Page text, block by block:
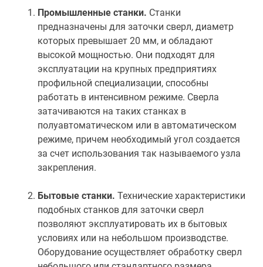
Промышленные станки. Станки
предназначены для заточки сверл, диаметр
которых превышает 20 мм, и обладают
высокой мощностью. Они подходят для
эксплуатации на крупных предприятиях
профильной специализации, способны
работать в интенсивном режиме. Сверла
затачиваются на таких станках в
полуавтоматическом или в автоматическом
режиме, причем необходимый угол создается
за счет использования так называемого узла
закрепления.
Бытовые станки. Технические характеристики
подобных станков для заточки сверл
позволяют эксплуатировать их в бытовых
условиях или на небольшом производстве.
Оборудование осуществляет обработку сверл